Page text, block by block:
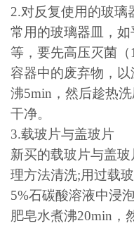
2.对反复使用的玻璃
常用的玻璃器皿，
等，要先高压灭菌（
容器中的废弃物，
沸5min ，然后趁热
干净。
3.载玻片与盖玻片
新买的载玻片与盖
理方法清洗;用过载
5%石碳酸溶液中浸
肥皂水煮沸20min ，